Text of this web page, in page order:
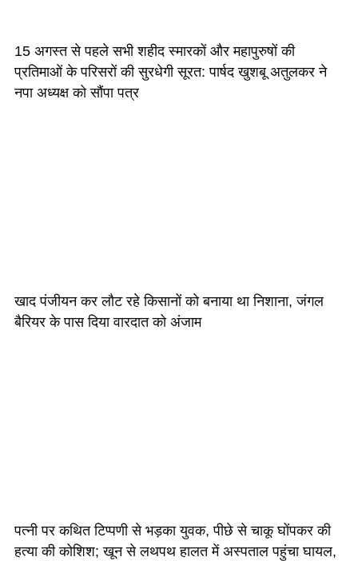
15 अगस्त से पहले सभी शहीद स्मारकों और महापुरुषों की
प्रतिमाओं के परिसरों की सुरधेगी सूरत: पार्षद खुशबू अतुलकर ने
नपा अध्यक्ष को सौंपा पत्र
खाद पंजीयन कर लौट रहे किसानों को बनाया था निशाना, जंगल
बैरियर के पास दिया वारदात को अंजाम
पत्नी पर कथित टिप्पणी से भड़का युवक, पीछे से चाकू घोंपकर की
हत्या की कोशिश; खून से लथपथ हालत में अस्पताल पहुंचा घायल,